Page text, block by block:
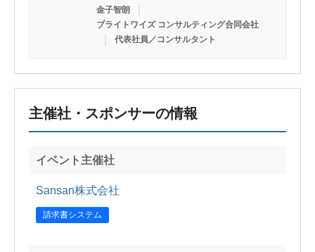
金子智朗
ブライトワイズ コンサルティング合同会社
代表社員／コンサルタント
主催社・スポンサーの情報
イベント主催社
Sansan株式会社
請求書システム